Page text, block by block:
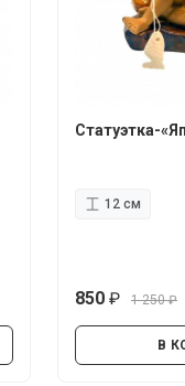
Статуэтка-
12 см
850
1 250
В